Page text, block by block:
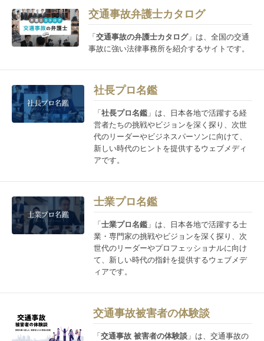
交通事故弁護士カタログ
「交通事故の弁護士カタログ」は、全国の交通
事故に強い法律事務所を紹介するサイトです。
社長プロ名鑑
「社長プロ名鑑 」は、日本各地で活躍する経
営者たちの挑戦やビジョンを深く探り、次世
代のリーダーやビジネスパーソンに向けて、
新しい時代のヒントを提供するウェブメディ
アです。
士業プロ名鑑
「士業プロ名鑑 」は、日本各地で活躍する士
業・専門家の挑戦やビジョンを深く探り、次
世代のリーダーやプロフェッショナルに向け
て、新しい時代の指針を提供するウェブメデ
ィアです。
交通事故被害者の体験談
「交通事故 被害者の体験談」は、​交通事故の​